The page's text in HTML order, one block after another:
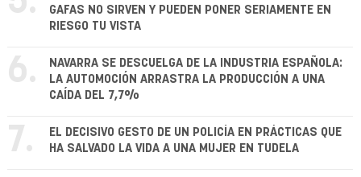
GAFAS NO SIRVEN Y PUEDEN PONER SERIAMENTE EN
RIESGO TU VISTA
6.
NAVARRA SE DESCUELGA DE LA INDUSTRIA ESPAÑOLA:
LA AUTOMOCIÓN ARRASTRA LA PRODUCCIÓN A UNA
CAÍDA DEL 7,7%
7.
EL DECISIVO GESTO DE UN POLICÍA EN PRÁCTICAS QUE
HA SALVADO LA VIDA A UNA MUJER EN TUDELA